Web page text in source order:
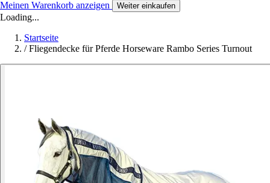
Meinen Warenkorb anzeigen Weiter einkaufen
Loading...
Startseite
/ Fliegendecke für Pferde Horseware Rambo Series Turnout